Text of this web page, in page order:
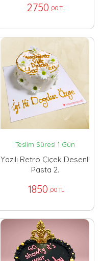
2750 ,00 TL
Teslim Süresi 1 Gün
Yazılı Retro Çiçek Desenli
Pasta 2.
1850 ,00 TL